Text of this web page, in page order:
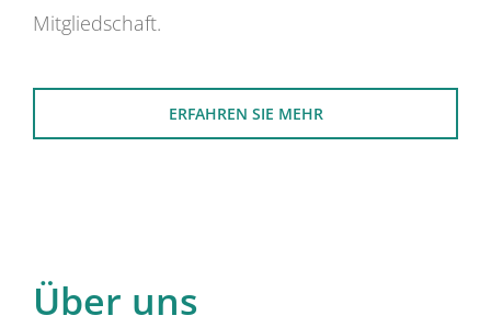
Mitgliedschaft.
ERFAHREN SIE MEHR
Über uns